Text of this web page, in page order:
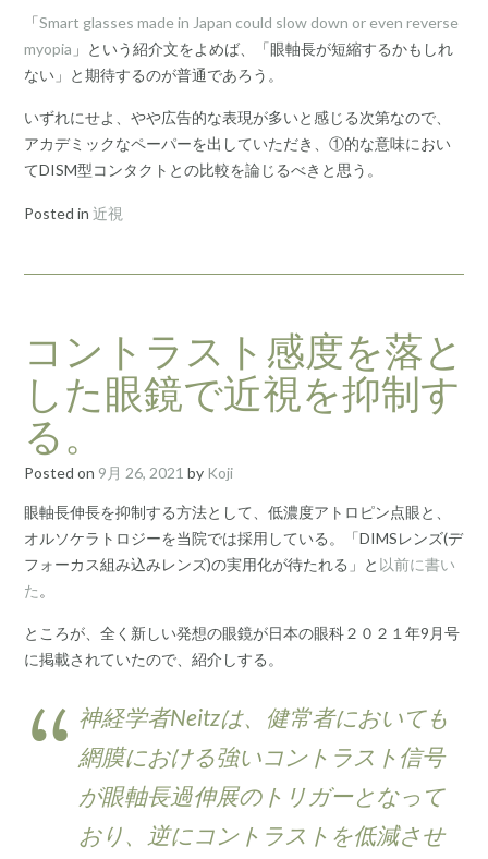
「Smart glasses made in Japan could slow down or even reverse
myopia 」という紹介文をよめば、「眼軸長が短縮するかもしれ
ない」と期待するのが普通であろう。
いずれにせよ、やや広告的な表現が多いと感じる次第なので、
アカデミックなペーパーを出していただき、①的な意味におい
てDISM型コンタクトとの比較を論じるべきと思う。
Posted in 近視
コントラスト感度を落と
した眼鏡で近視を抑制す
る。
Posted on 9月 26, 2021 by Koji
眼軸長伸長を抑制する方法として、低濃度アトロピン点眼と、
オルソケラトロジーを当院では採用している。「DIMSレンズ(デ
フォーカス組み込みレンズ)の実用化が待たれる」と 以前に書い
た 。
ところが、全く新しい発想の眼鏡が日本の眼科２０２１年9月号
に掲載されていたので、紹介しする。
神経学者Neitzは、健常者においても
網膜における強いコントラスト信号
が眼軸長過伸展のトリガーとなって
おり、逆にコントラストを低減させ